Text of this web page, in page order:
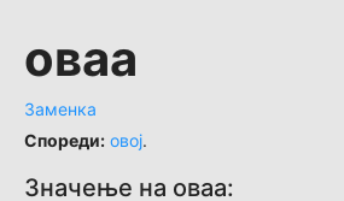
оваа
Заменка
Спореди: овој.
Значење на оваа: